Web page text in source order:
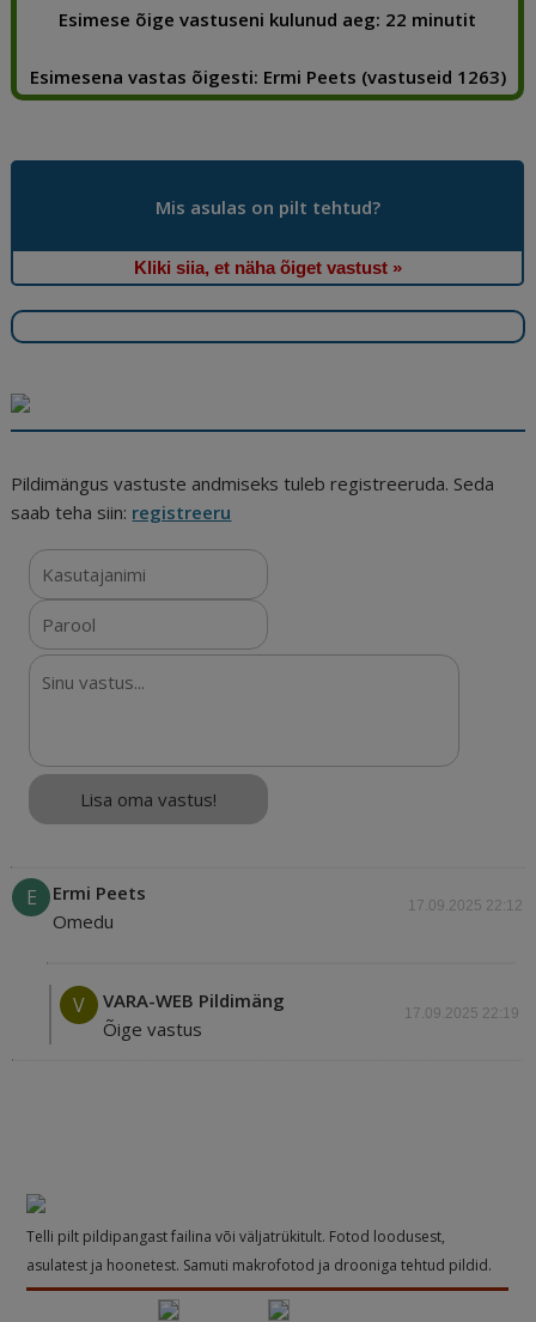
b
o
dI
n
t e
st
raa
s
Esimese õige vastuseni kulunud aeg: 22 minutit
Esimesena vastas õigesti: Ermi Peets (vastuseid 1263)
Mis asulas on pilt tehtud?
Kliki siia, et näha õiget vastust »
Pildimängus vastuste andmiseks tuleb registreeruda. Seda
saab teha siin: registreeru
E
Ermi Peets
Omedu
17.09.2025 22:12
V
VARA-WEB Pildimäng
Õige vastus
17.09.2025 22:19
Telli pilt pildipangast failina või väljatrükitult. Fotod loodusest,
asulatest ja hoonetest. Samuti makrofotod ja drooniga tehtud pildid.